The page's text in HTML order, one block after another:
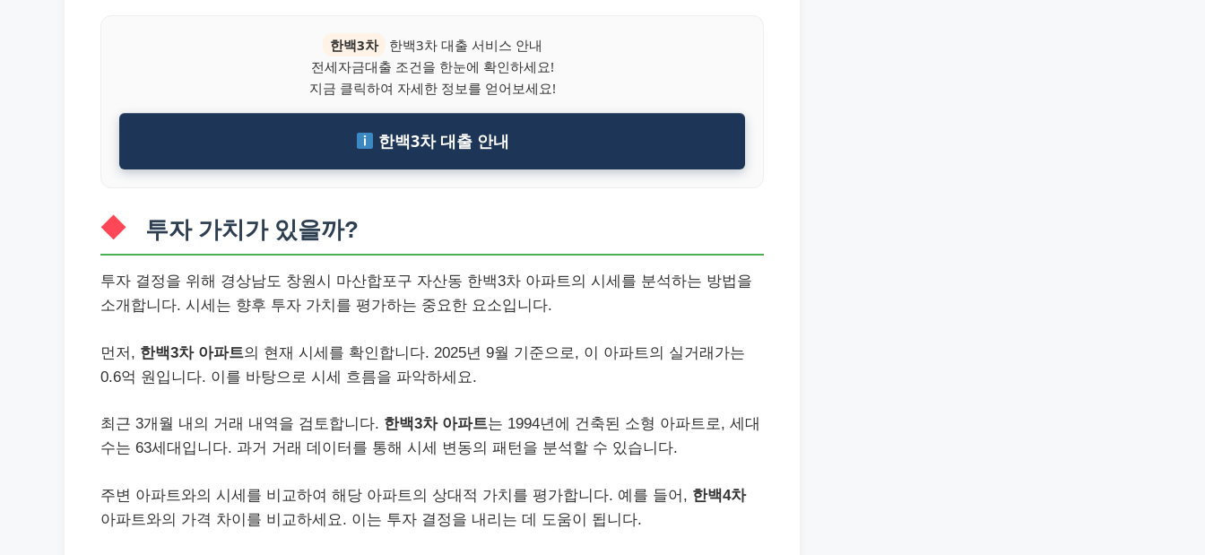
한백3차
한백3차 대출 서비스 안내
전세자금대출 조건을 한눈에 확인하세요!
지금 클릭하여 자세한 정보를 얻어보세요!
한백3차 대출 안내
투자 가치가 있을까?
투자 결정을 위해 경상남도 창원시 마산합포구 자산동 한백3차 아파트의 시세를 분석하는 방법을
소개합니다. 시세는 향후 투자 가치를 평가하는 중요한 요소입니다.
먼저, 한백3차 아파트의 현재 시세를 확인합니다. 2025년 9월 기준으로, 이 아파트의 실거래가는
0.6억 원입니다. 이를 바탕으로 시세 흐름을 파악하세요.
최근 3개월 내의 거래 내역을 검토합니다. 한백3차 아파트는 1994년에 건축된 소형 아파트로, 세대
수는 63세대입니다. 과거 거래 데이터를 통해 시세 변동의 패턴을 분석할 수 있습니다.
주변 아파트와의 시세를 비교하여 해당 아파트의 상대적 가치를 평가합니다. 예를 들어, 한백4차
아파트와의 가격 차이를 비교하세요. 이는 투자 결정을 내리는 데 도움이 됩니다.